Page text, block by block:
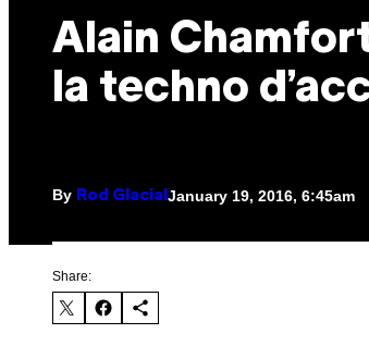
Alain
la techno
By Rod Glacial January 19, 2016, 6:45am
Share: